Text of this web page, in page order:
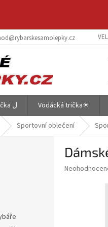
Rybářská trička ل Vodácká trička☀
Sportovní oblečení
Průměrné